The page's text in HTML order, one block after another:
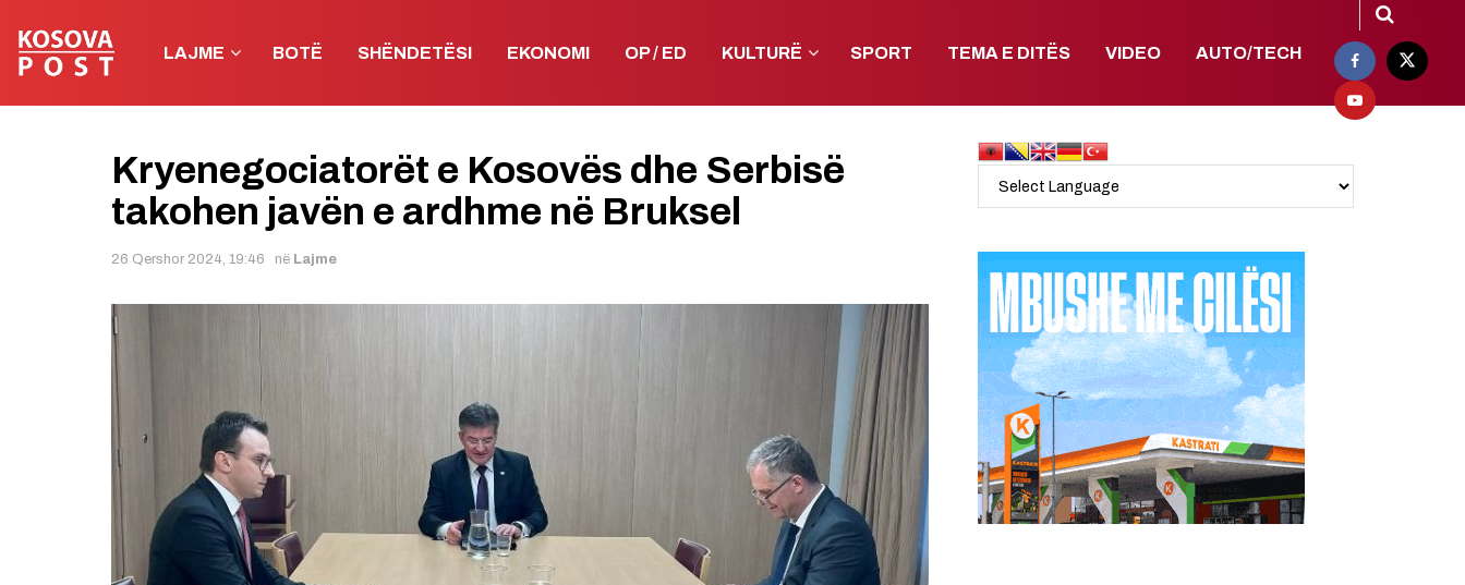
LAJME BOTË SHËNDETËSI EKONOMI OP / ED KULTURË SPORT TEMA E DITËS VIDEO AUTO/TECH
Kryenegociatorët e Kosovës dhe Serbisë
takohen javën e ardhme në Bruksel
26 Qershor 2024, 19:46 në Lajme